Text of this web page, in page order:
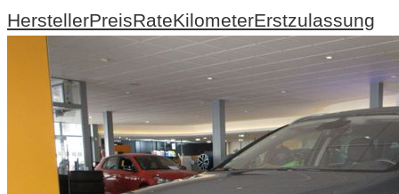
HerstellerPreisRateKilometerErstzulassung